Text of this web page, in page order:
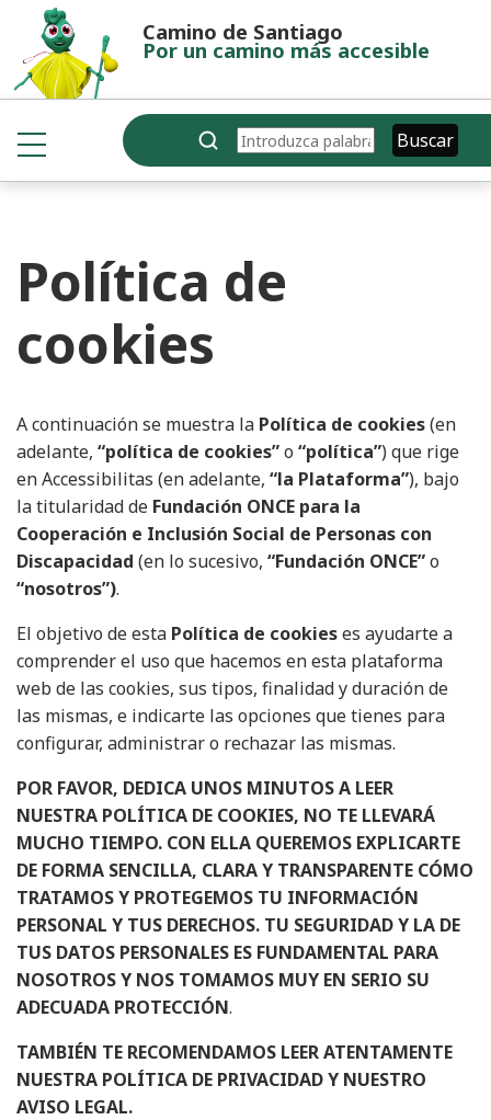
Pasar al contenido principal
Camino de Santiago
Por un camino más accesible
Buscar Buscar
Política de
cookies
A continuación se muestra la Política de cookies(en
adelante, “política de cookies”o “política”) que rige
en Accessibilitas (en adelante, “la Plataforma”), bajo
la titularidad de Fundación ONCE para la
Cooperación e Inclusión Social de Personas con
Discapacidad (en lo sucesivo, “Fundación ONCE”o
“nosotros”).
El objetivo de esta Política de cookieses ayudarte a
comprender el uso que hacemos en esta plataforma
web de las cookies, sus tipos, finalidad y duración de
las mismas, e indicarte las opciones que tienes para
configurar, administrar o rechazar las mismas.
POR FAVOR, DEDICA UNOS MINUTOS A LEER
NUESTRA POLÍTICA DE COOKIES, NO TE LLEVARÁ
MUCHO TIEMPO. CON ELLA QUEREMOS EXPLICARTE
DE FORMA SENCILLA, CLARA Y TRANSPARENTE CÓMO
TRATAMOS Y PROTEGEMOS TU INFORMACIÓN
PERSONAL Y TUS DERECHOS. TU SEGURIDAD Y LA DE
TUS DATOS PERSONALES ES FUNDAMENTAL PARA
NOSOTROS Y NOS TOMAMOS MUY EN SERIO SU
ADECUADA PROTECCIÓN.
TAMBIÉN TE RECOMENDAMOS LEER ATENTAMENTE
NUESTRA POLÍTICA DE PRIVACIDADY NUESTRO
AVISO LEGAL.